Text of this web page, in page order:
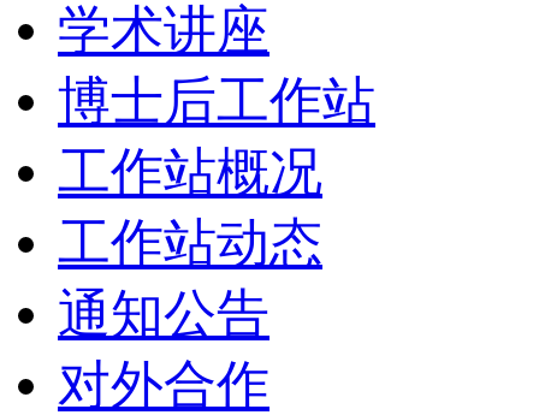
学术讲座
博士后工作站
工作站概况
工作站动态
通知公告
对外合作